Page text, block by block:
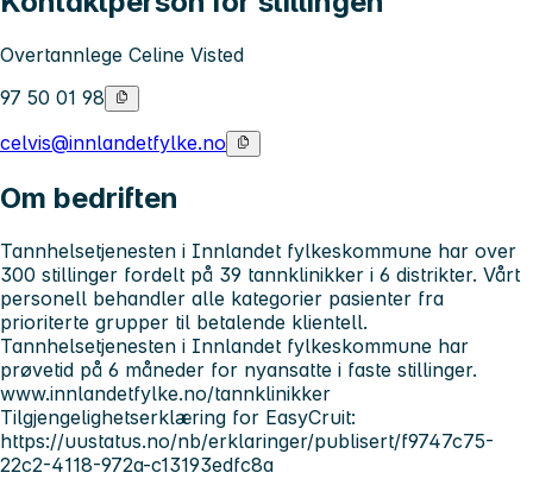
Overtannlege Celine Visted
97 50 01 98
celvis@innlandetfylke.no
Om bedriften
Tannhelsetjenesten i Innlandet fylkeskommune har over
300 stillinger fordelt på 39 tannklinikker i 6 distrikter. Vårt
personell behandler alle kategorier pasienter fra
prioriterte grupper til betalende klientell.
Tannhelsetjenesten i Innlandet fylkeskommune har
prøvetid på 6 måneder for nyansatte i faste stillinger.
www.innlandetfylke.no/tannklinikker
Tilgjengelighetserklæring for EasyCruit:
https://uustatus.no/nb/erklaringer/publisert/f9747c75-
22c2-4118-972a-c13193edfc8a